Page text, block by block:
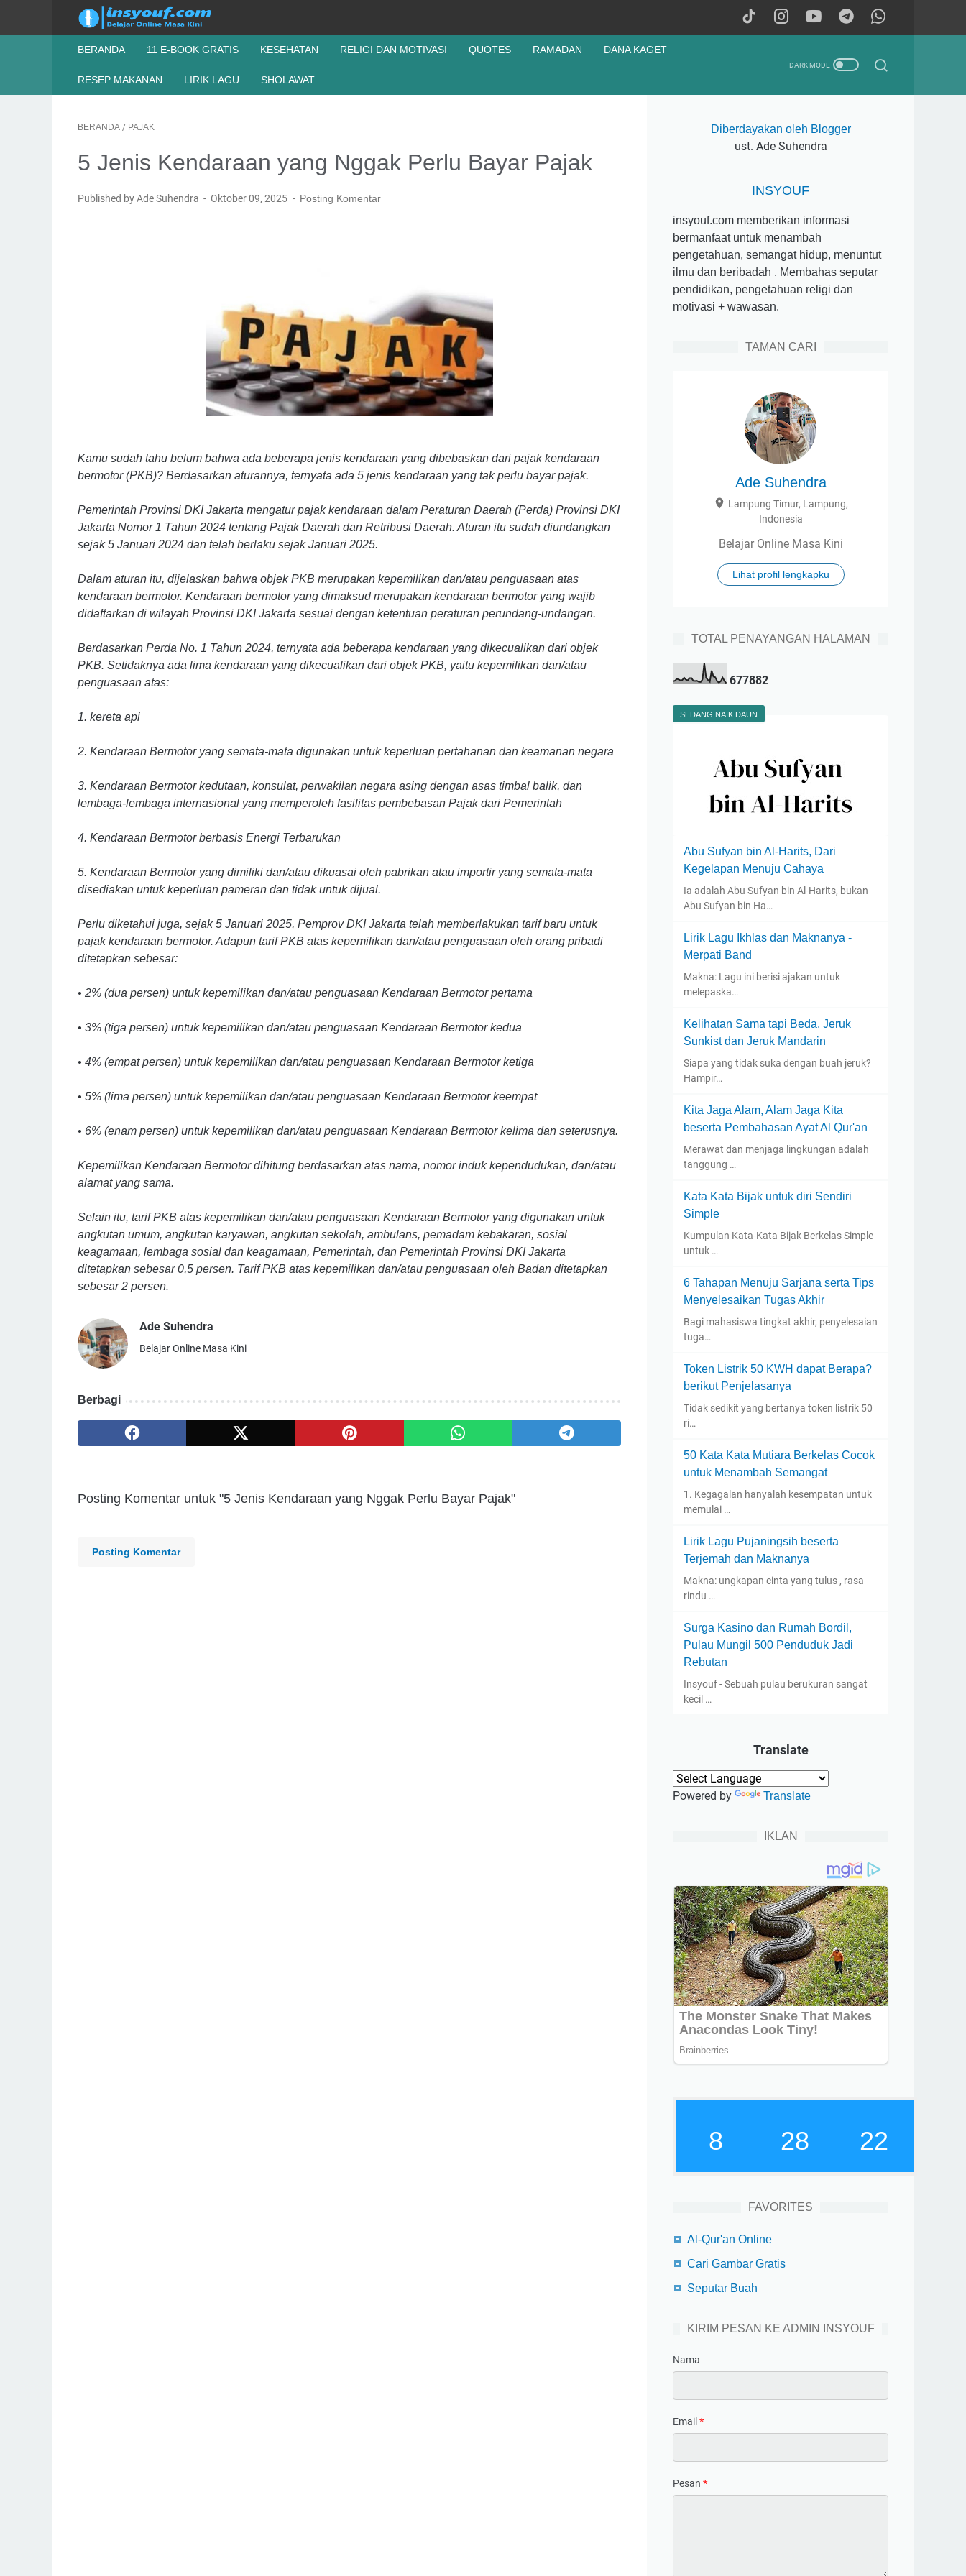
BERANDA 11 E-BOOK GRATIS KESEHATAN RELIGI DAN MOTIVASI QUOTES RAMADAN DANA KAGET
RESEP MAKANAN LIRIK LAGU SHOLAWAT
BERANDA / PAJAK
5 Jenis Kendaraan yang Nggak Perlu Bayar Pajak
Published by Ade Suhendra Oktober 09, 2025 Posting Komentar
Kamu sudah tahu belum bahwa ada beberapa jenis kendaraan yang dibebaskan dari pajak kendaraan
bermotor (PKB)? Berdasarkan aturannya, ternyata ada 5 jenis kendaraan yang tak perlu bayar pajak.
Pemerintah Provinsi DKI Jakarta mengatur pajak kendaraan dalam Peraturan Daerah (Perda) Provinsi DKI
Jakarta Nomor 1 Tahun 2024 tentang Pajak Daerah dan Retribusi Daerah. Aturan itu sudah diundangkan
sejak 5 Januari 2024 dan telah berlaku sejak Januari 2025.
Dalam aturan itu, dijelaskan bahwa objek PKB merupakan kepemilikan dan/atau penguasaan atas
kendaraan bermotor. Kendaraan bermotor yang dimaksud merupakan kendaraan bermotor yang wajib
didaftarkan di wilayah Provinsi DKI Jakarta sesuai dengan ketentuan peraturan perundang-undangan.
Berdasarkan Perda No. 1 Tahun 2024, ternyata ada beberapa kendaraan yang dikecualikan dari objek
PKB. Setidaknya ada lima kendaraan yang dikecualikan dari objek PKB, yaitu kepemilikan dan/atau
penguasaan atas:
1. kereta api
2. Kendaraan Bermotor yang semata-mata digunakan untuk keperluan pertahanan dan keamanan negara
3. Kendaraan Bermotor kedutaan, konsulat, perwakilan negara asing dengan asas timbal balik, dan
lembaga-lembaga internasional yang memperoleh fasilitas pembebasan Pajak dari Pemerintah
4. Kendaraan Bermotor berbasis Energi Terbarukan
5. Kendaraan Bermotor yang dimiliki dan/atau dikuasai oleh pabrikan atau importir yang semata-mata
disediakan untuk keperluan pameran dan tidak untuk dijual.
Perlu diketahui juga, sejak 5 Januari 2025, Pemprov DKI Jakarta telah memberlakukan tarif baru untuk
pajak kendaraan bermotor. Adapun tarif PKB atas kepemilikan dan/atau penguasaan oleh orang pribadi
ditetapkan sebesar:
• 2% (dua persen) untuk kepemilikan dan/atau penguasaan Kendaraan Bermotor pertama
• 3% (tiga persen) untuk kepemilikan dan/atau penguasaan Kendaraan Bermotor kedua
• 4% (empat persen) untuk kepemilikan dan/atau penguasaan Kendaraan Bermotor ketiga
• 5% (lima persen) untuk kepemilikan dan/atau penguasaan Kendaraan Bermotor keempat
• 6% (enam persen) untuk kepemilikan dan/atau penguasaan Kendaraan Bermotor kelima dan seterusnya.
Kepemilikan Kendaraan Bermotor dihitung berdasarkan atas nama, nomor induk kependudukan, dan/atau
alamat yang sama.
Selain itu, tarif PKB atas kepemilikan dan/atau penguasaan Kendaraan Bermotor yang digunakan untuk
angkutan umum, angkutan karyawan, angkutan sekolah, ambulans, pemadam kebakaran, sosial
keagamaan, lembaga sosial dan keagamaan, Pemerintah, dan Pemerintah Provinsi DKI Jakarta
ditetapkan sebesar 0,5 persen. Tarif PKB atas kepemilikan dan/atau penguasaan oleh Badan ditetapkan
sebesar 2 persen.
Ade Suhendra
Belajar Online Masa Kini
Berbagi
Posting Komentar untuk "5 Jenis Kendaraan yang Nggak Perlu Bayar Pajak"
Posting Komentar
Diberdayakan oleh Blogger
ust. Ade Suhendra
INSYOUF
insyouf.com memberikan informasi
bermanfaat untuk menambah
pengetahuan, semangat hidup, menuntut
ilmu dan beribadah . Membahas seputar
pendidikan, pengetahuan religi dan
motivasi + wawasan.
TAMAN CARI
Ade Suhendra
Lampung Timur, Lampung,
Indonesia
Belajar Online Masa Kini
Lihat profil lengkapku
TOTAL PENAYANGAN HALAMAN
677882
SEDANG NAIK DAUN
Abu Sufyan bin Al-Harits, Dari
Kegelapan Menuju Cahaya
Ia adalah Abu Sufyan bin Al-Harits, bukan
Abu Sufyan bin Ha…
Lirik Lagu Ikhlas dan Maknanya -
Merpati Band
Makna: Lagu ini berisi ajakan untuk
melepaska…
Kelihatan Sama tapi Beda, Jeruk
Sunkist dan Jeruk Mandarin
Siapa yang tidak suka dengan buah jeruk?
Hampir…
Kita Jaga Alam, Alam Jaga Kita
beserta Pembahasan Ayat Al Qur'an
Merawat dan menjaga lingkungan adalah
tanggung …
Kata Kata Bijak untuk diri Sendiri
Simple
Kumpulan Kata-Kata Bijak Berkelas Simple
untuk …
6 Tahapan Menuju Sarjana serta Tips
Menyelesaikan Tugas Akhir
Bagi mahasiswa tingkat akhir, penyelesaian
tuga…
Token Listrik 50 KWH dapat Berapa?
berikut Penjelasanya
Tidak sedikit yang bertanya token listrik 50
ri…
50 Kata Kata Mutiara Berkelas Cocok
untuk Menambah Semangat
1. Kegagalan hanyalah kesempatan untuk
memulai …
Lirik Lagu Pujaningsih beserta
Terjemah dan Maknanya
Makna: ungkapan cinta yang tulus , rasa
rindu …
Surga Kasino dan Rumah Bordil,
Pulau Mungil 500 Penduduk Jadi
Rebutan
Insyouf - Sebuah pulau berukuran sangat
kecil …
Translate
Powered by Translate
IKLAN
8 28 23
FAVORITES
Al-Qur'an Online
Cari Gambar Gratis
Seputar Buah
KIRIM PESAN KE ADMIN INSYOUF
Nama
Email *
Pesan *